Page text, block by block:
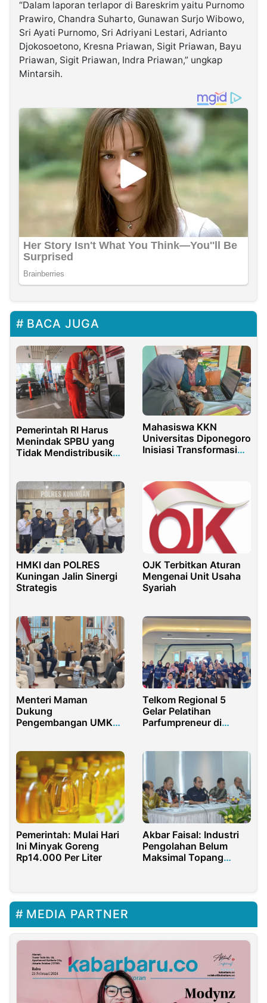
“Dalam laporan terlapor di Bareskrim yaitu Purnomo
Prawiro, Chandra Suharto, Gunawan Surjo Wibowo,
Sri Ayati Purnomo, Sri Adriyani Lestari, Adrianto
Djokosoetono, Kresna Priawan, Sigit Priawan, Bayu
Priawan, Sigit Priawan, Indra Priawan,” ungkap
Mintarsih.
BACA JUGA
Pemerintah RI Harus
Menindak SPBU yang
Tidak Mendistribusikan
Mahasiswa KKN
Universitas Diponegoro
Inisiasi Transformasi
Krendowahono
HMKI dan POLRES
Kuningan Jalin Sinergi
Strategis
OJK Terbitkan Aturan
Mengenai Unit Usaha
Syariah
Menteri Maman
Dukung
Pengembangan UMKM
Telkom Regional 5
Gelar Pelatihan
Parfumpreneur di
Industri Parfum
Pemerintah: Mulai Hari
Ini Minyak Goreng
Rp14.000 Per Liter
Akbar Faisal: Industri
Pengolahan Belum
Maksimal Topang
MEDIA PARTNER